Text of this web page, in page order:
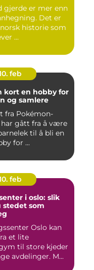
gjerde er mer enn
Det er
historie som
...
feb
for
og samlere
fra Pokémon-
har gått fra å være
til å bli en
for ...
feb
i oslo: slik
som
Oslo kan
et lite
til store kjeder
avdelinger. M...